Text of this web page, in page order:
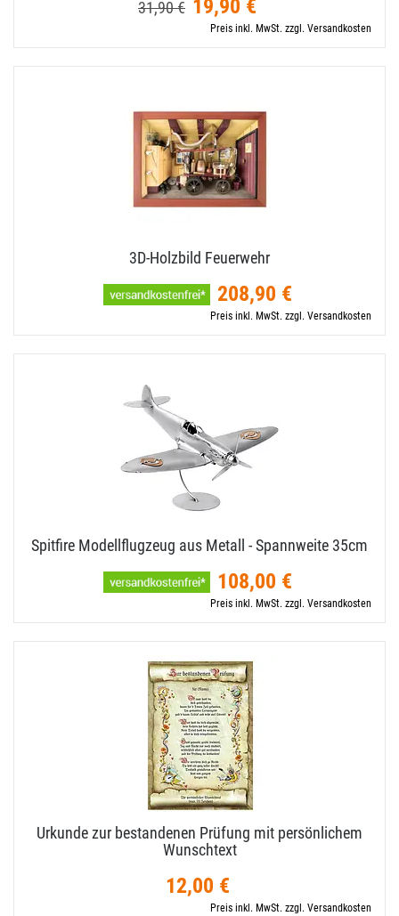
31,90 € 19,90 €
Preis inkl. MwSt. zzgl. Versandkosten
3D-​Holzbild Feuerwehr
208,90 €
Preis inkl. MwSt. zzgl. Versandkosten
Spitfire Modellflugzeug aus Metall - Spannweite 35cm
108,00 €
Preis inkl. MwSt. zzgl. Versandkosten
Urkunde zur bestandenen Prüfung mit persönlichem
Wunschtext
12,00 €
Preis inkl. MwSt. zzgl. Versandkosten